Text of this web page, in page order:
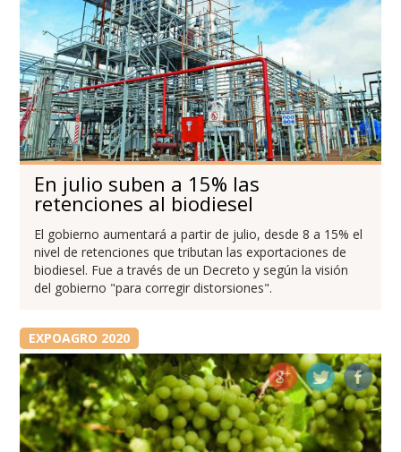
En julio suben a 15% las
retenciones al biodiesel
El gobierno aumentará a partir de julio, desde 8 a 15% el
nivel de retenciones que tributan las exportaciones de
biodiesel. Fue a través de un Decreto y según la visión
del gobierno "para corregir distorsiones".
EXPOAGRO 2020